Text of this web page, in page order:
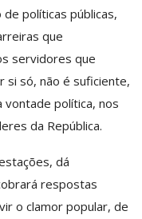
políticas públicas,
que
servidores que
si só, não é suficiente,
vontade política, nos
da República.
dá
respostas
o clamor popular, de